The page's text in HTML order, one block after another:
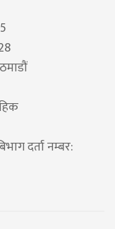
दर्ता नम्बर: